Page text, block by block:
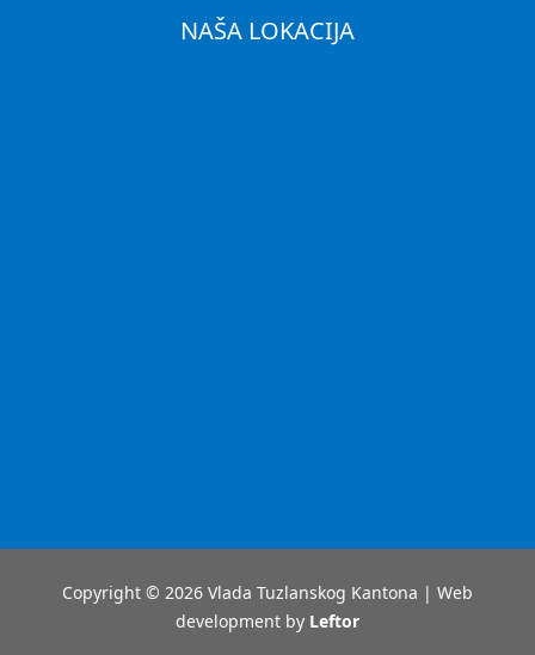
NAŠA LOKACIJA
Copyright © 2026 Vlada Tuzlanskog Kantona | Web
development by Leftor